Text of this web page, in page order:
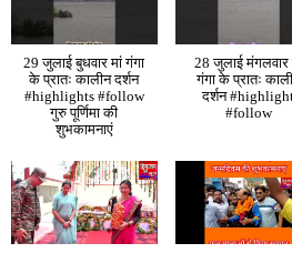
29 जुलाई बुधवार मां गंगा
के प्रातः कालीन दर्शन
#highlights #follow
गुरु पूर्णिमा की
शुभकामनाएं
28 जुलाई मंगलवार
गंगा के प्रातः
दर्शन
#follow